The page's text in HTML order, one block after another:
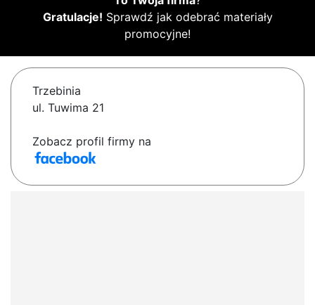
Gratulacje! Sprawdź jak odebrać materiały
promocyjne!
Trzebinia
ul. Tuwima 21
Zobacz profil firmy na